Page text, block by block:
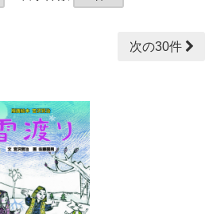
次の30件